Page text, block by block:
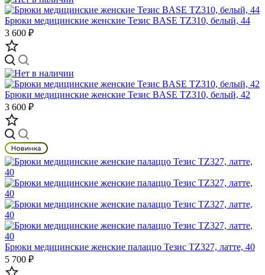
Брюки медицинские женские Тезис BASE TZ310, белый, 44
3 600 ₽
Брюки медицинские женские Тезис BASE TZ310, белый, 42
3 600 ₽
Брюки медицинские женские палаццо Тезис TZ327, латте, 40
5 700 ₽